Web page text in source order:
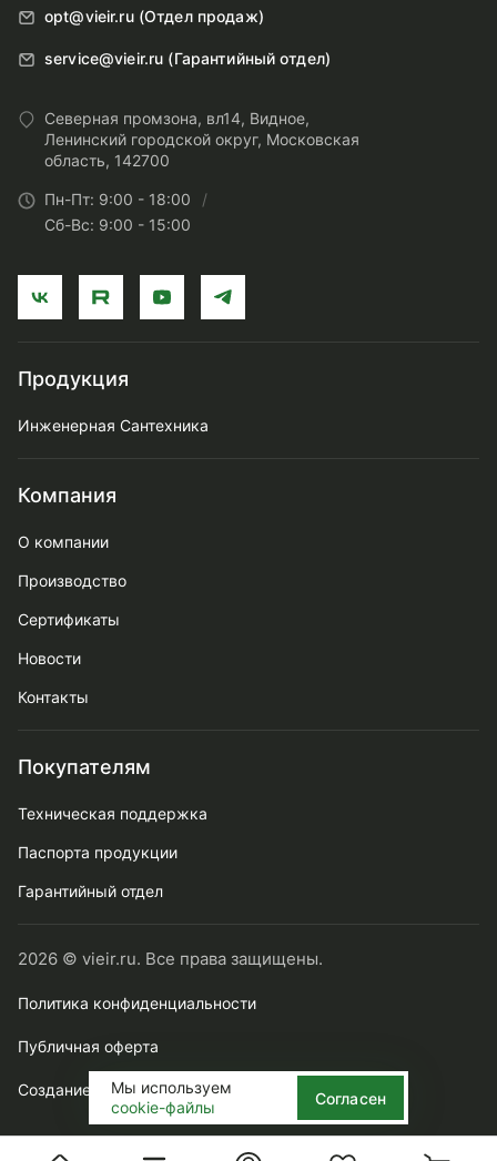
opt@vieir.ru (Отдел продаж)
service@vieir.ru (Гарантийный отдел)
Северная промзона, вл14, Видное,
Ленинский городской округ, Московская
область, 142700
Пн-Пт: 9:00 - 18:00
Сб-Вс: 9:00 - 15:00
Продукция
Инженерная Сантехника
Компания
О компании
Производство
Сертификаты
Новости
Контакты
Покупателям
Техническая поддержка
Паспорта продукции
Гарантийный отдел
2026 © vieir.ru. Все права защищены.
Политика конфиденциальности
Публичная оферта
Создание сайта webtense.ru
Мы используем
cookie-файлы
Согласен